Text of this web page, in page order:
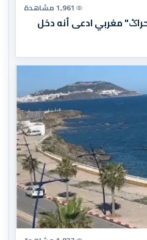
1,961 مشاهدة
مغربي ادعى أنه دخل